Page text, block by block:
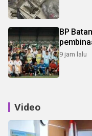
BP
9 jam lalu
Video